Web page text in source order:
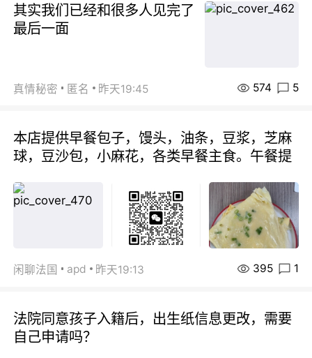
其实我们已经和很多人见完了
最后一面
真情秘密 匿名 昨天19:45 574 5
本店提供早餐包子，馒头，油条，豆浆，芝麻
球，豆沙包，小麻花，各类早餐主食。午餐提
闲聊法国 apd 昨天19:13 395 1
法院同意孩子入籍后，出生纸信息更改，需要
自己申请吗？